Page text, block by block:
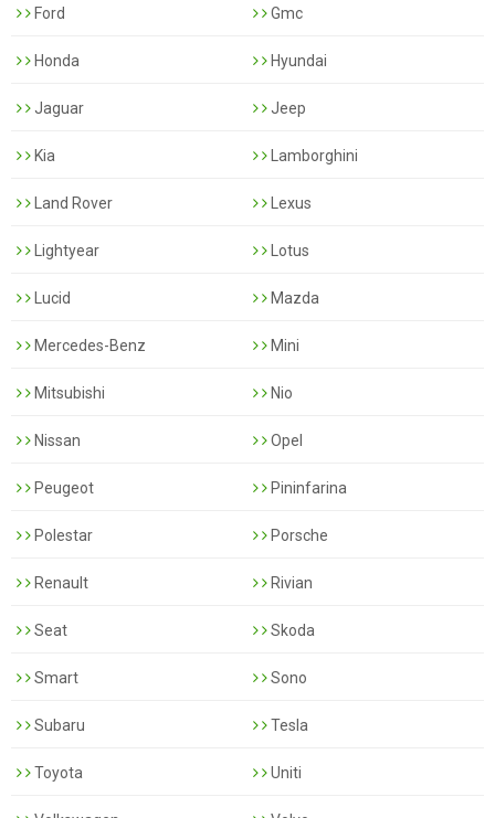
Ford Gmc
Honda Hyundai
Jaguar Jeep
Kia Lamborghini
Land Rover Lexus
Lightyear Lotus
Lucid Mazda
Mercedes-Benz Mini
Mitsubishi Nio
Nissan Opel
Peugeot Pininfarina
Polestar Porsche
Renault Rivian
Seat Skoda
Smart Sono
Subaru Tesla
Toyota Uniti